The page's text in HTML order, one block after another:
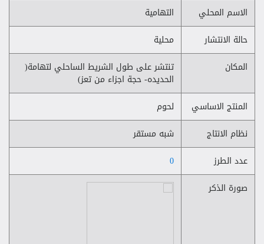
الاسم المحلي
التهامية
حالة الانتشار
محلية
المكان
تنتشر على طول الشريط الساحلي لتهامة(
الحديده- حجة اجزاء من تعز)
المنتج الاساسي
لحوم
نظام الانتاج
شبه مستقر
عدد الطرز
0
صورة الذكر